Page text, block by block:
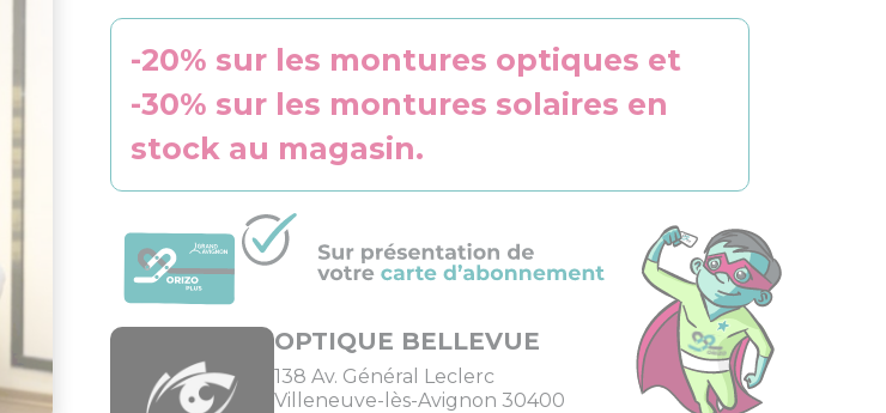
-20% sur les montures optiques et
-30% sur les montures solaires en
stock au magasin.
OPTIQUE BELLEVUE
138 Av. Général Leclerc
Villeneuve-lès-Avignon 30400